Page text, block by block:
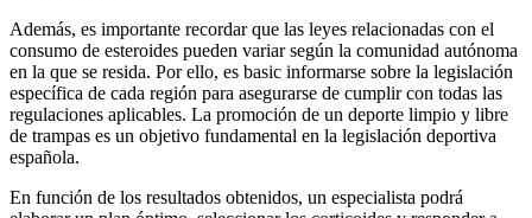
Además, es importante recordar que las leyes relacionadas con el
consumo de esteroides pueden variar según la comunidad autónoma
en la que se resida. Por ello, es basic informarse sobre la legislación
específica de cada región para asegurarse de cumplir con todas las
regulaciones aplicables. La promoción de un deporte limpio y libre
de trampas es un objetivo fundamental en la legislación deportiva
española.
En función de los resultados obtenidos, un especialista podrá